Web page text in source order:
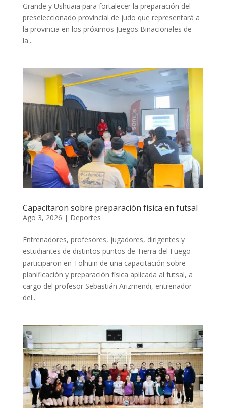
Grande y Ushuaia para fortalecer la preparación del
preseleccionado provincial de judo que representará a
la provincia en los próximos Juegos Binacionales de
la...
Capacitaron sobre preparación física en futsal
Ago 3, 2026 | Deportes
Entrenadores, profesores, jugadores, dirigentes y
estudiantes de distintos puntos de Tierra del Fuego
participaron en Tolhuin de una capacitación sobre
planificación y preparación física aplicada al futsal, a
cargo del profesor Sebastián Arizmendi, entrenador
del...